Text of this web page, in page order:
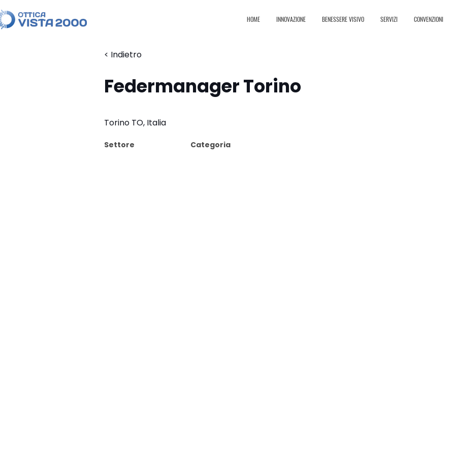
HOME INNOVAZIONE BENESSERE VISIVO SERVIZI CONVENZIONI
< Indietro
Federmanager Torino
Torino TO, Italia
Settore Categoria